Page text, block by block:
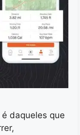
daqueles que